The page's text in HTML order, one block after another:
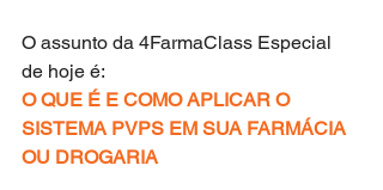
O assunto da 4FarmaClass Especial
de hoje é:
O QUE É E COMO APLICAR O
SISTEMA PVPS EM SUA FARMÁCIA
OU DROGARIA